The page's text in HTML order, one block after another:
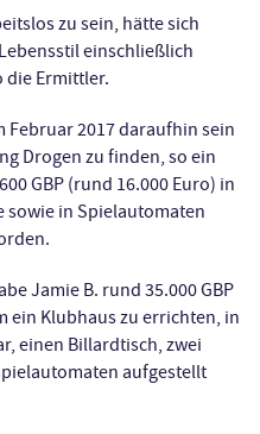
zu sein, hätte sich
einschließlich
die Ermittler.
Februar 2017 daraufhin sein
Drogen zu finden, so ein
GBP (rund 16.000 Euro) in
sowie in Spielautomaten
Jamie B. rund 35.000 GBP
ein Klubhaus zu errichten, in
einen Billardtisch, zwei
aufgestellt